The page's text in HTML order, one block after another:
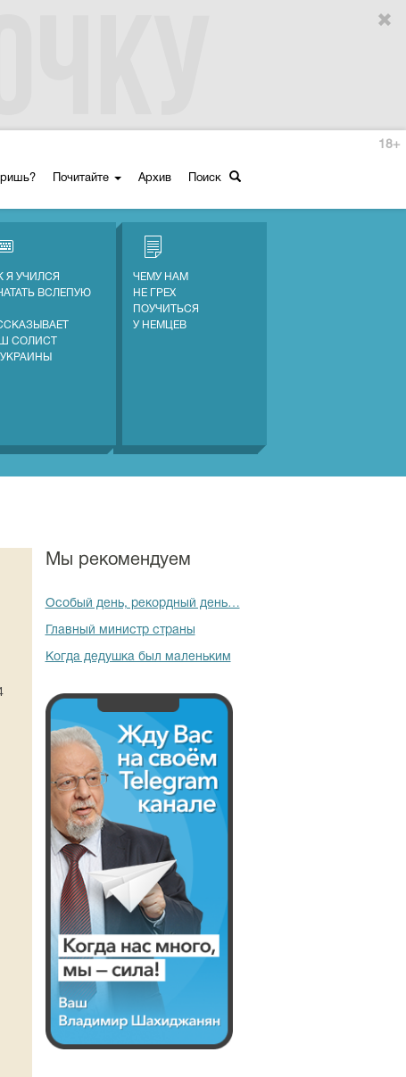
Почитайте Архив Поиск
18+
Я УЧИЛСЯ
ВСЛЕПУЮ
СОЛИСТ
ЧЕМУ НАМ
НЕ ГРЕХ
ПОУЧИТЬСЯ
У НЕМЦЕВ
Мы рекомендуем
Особый день, рекордный день…
Главный министр страны
Когда дедушка был маленьким